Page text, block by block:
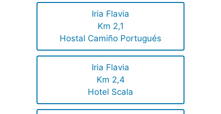
Iria Flavia
Km 2,1
Hostal Camiño Portugués
Iria Flavia
Km 2,4
Hotel Scala